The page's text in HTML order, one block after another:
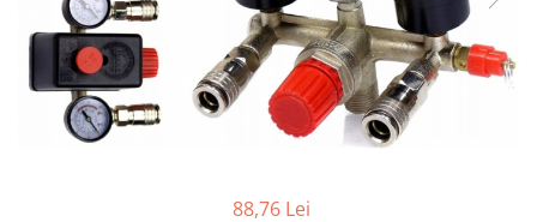
compresoare
Cricuri Auto Hidraulice
Pneumatice si Trapezoidale
Cricuri hidraulice
Cricuri pneumatice
Mixere
Motocositoare si Motosape
Nivela laser
Pistol de vopsit
88,76 Lei